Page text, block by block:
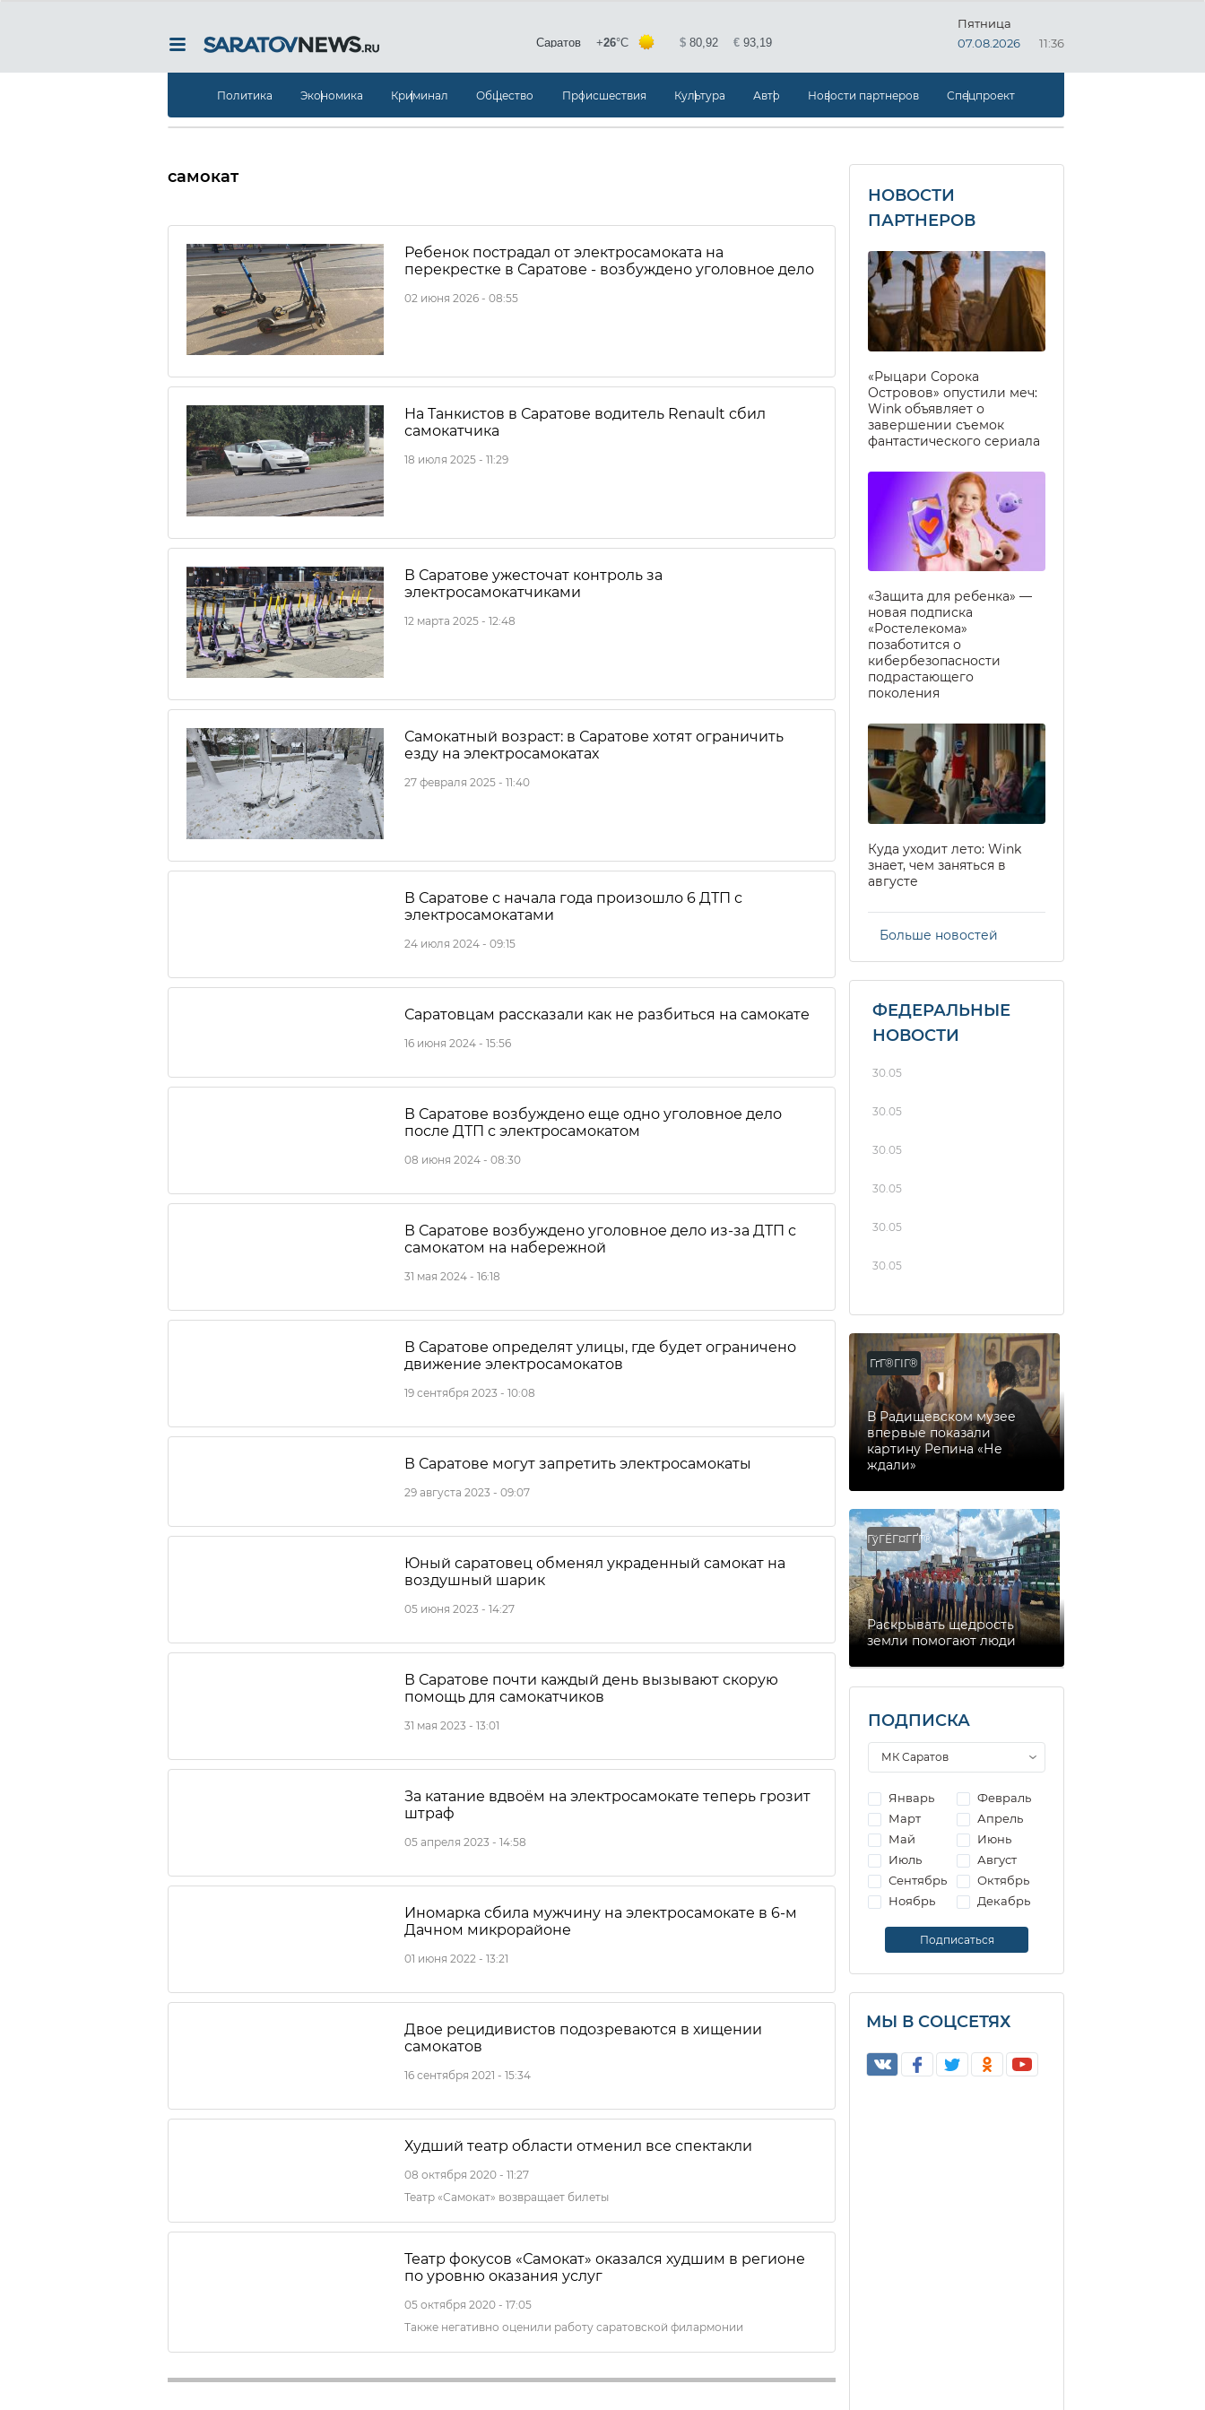
Пятница
07.08.2026
11:36
Политика Экономика Криминал Общество Происшествия Культура Авто Новости партнеров Спецпроект
самокат
Ребенок пострадал от электросамоката на
перекрестке в Саратове - возбуждено уголовное дело
02 июня 2026 - 08:55
На Танкистов в Саратове водитель Renault сбил
самокатчика
18 июля 2025 - 11:29
В Саратове ужесточат контроль за
электросамокатчиками
12 марта 2025 - 12:48
Самокатный возраст: в Саратове хотят ограничить
езду на электросамокатах
27 февраля 2025 - 11:40
В Саратове с начала года произошло 6 ДТП с
электросамокатами
24 июля 2024 - 09:15
Саратовцам рассказали как не разбиться на самокате
16 июня 2024 - 15:56
В Саратове возбуждено еще одно уголовное дело
после ДТП с электросамокатом
08 июня 2024 - 08:30
В Саратове возбуждено уголовное дело из-за ДТП с
самокатом на набережной
31 мая 2024 - 16:18
В Саратове определят улицы, где будет ограничено
движение электросамокатов
19 сентября 2023 - 10:08
В Саратове могут запретить электросамокаты
29 августа 2023 - 09:07
Юный саратовец обменял украденный самокат на
воздушный шарик
05 июня 2023 - 14:27
В Саратове почти каждый день вызывают скорую
помощь для самокатчиков
31 мая 2023 - 13:01
За катание вдвоём на электросамокате теперь грозит
штраф
05 апреля 2023 - 14:58
Иномарка сбила мужчину на электросамокате в 6-м
Дачном микрорайоне
01 июня 2022 - 13:21
Двое рецидивистов подозреваются в хищении
самокатов
16 сентября 2021 - 15:34
Худший театр области отменил все спектакли
08 октября 2020 - 11:27
Театр «Самокат» возвращает билеты
Театр фокусов «Самокат» оказался худшим в регионе
по уровню оказания услуг
05 октября 2020 - 17:05
Также негативно оценили работу саратовской филармонии
НОВОСТИ
ПАРТНЕРОВ
«Рыцари Сорока
Островов» опустили меч:
Wink объявляет о
завершении съемок
фантастического сериала
«Защита для ребенка» —
новая подписка
«Ростелекома»
позаботится о
кибербезопасности
подрастающего
поколения
Куда уходит лето: Wink
знает, чем заняться в
августе
Больше новостей
ФЕДЕРАЛЬНЫЕ
НОВОСТИ
30.05
30.05
30.05
30.05
30.05
30.05
ГґГ®ГІГ®
В Радищевском музее
впервые показали
картину Репина «Не
ждали»
ГўГЁГ¤ГҐГ®
Раскрывать щедрость
земли помогают люди
ПОДПИСКА
Январь
Февраль
Март
Апрель
Май
Июнь
Июль
Август
Сентябрь
Октябрь
Ноябрь
Декабрь
МЫ В СОЦСЕТЯХ